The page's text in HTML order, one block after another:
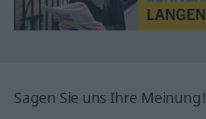
Sagen Sie uns Ihre Meinung!